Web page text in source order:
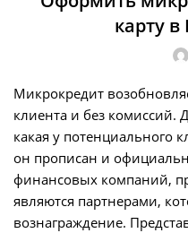
карту в
Микрокредит
клиента и без
какая у потенциального
он прописан и
финансовых компаний,
являются партнерами,
вознаграждение.